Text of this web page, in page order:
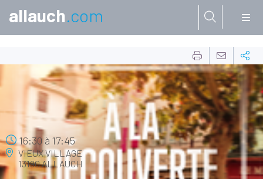
allauch.com
29
JUIL.
16:30 à17:45
VIEUX VILLAGE
13190 ALLAUCH